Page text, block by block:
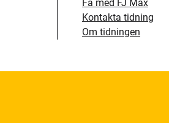
Få med FJ Max
Kontakta tidning
Om tidningen